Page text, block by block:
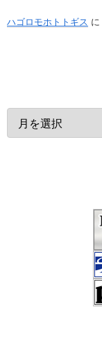
ハゴロモホトトギス に